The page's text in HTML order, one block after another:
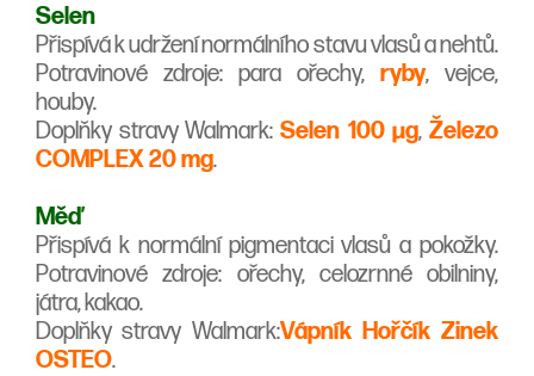
Selen
Přispívá k udržení normálního stavu vlasů a nehtů.
Potravinové zdroje: para ořechy, ryby, vejce,
houby.
Doplňky stravy Walmark: Selen 100 µg,Železo
COMPLEX 20 mg.
Měď
Přispívá k normální pigmentaci vlasů a pokožky.
Potravinové zdroje: ořechy, celozrnné obilniny,
játra, kakao.
Doplňky stravy Walmark:Vápník Hořčík Zinek
OSTEO.